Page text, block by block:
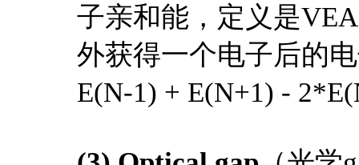
子亲和能，定义是
外获得一个电子后的
E(N-1) + E(N+1) -